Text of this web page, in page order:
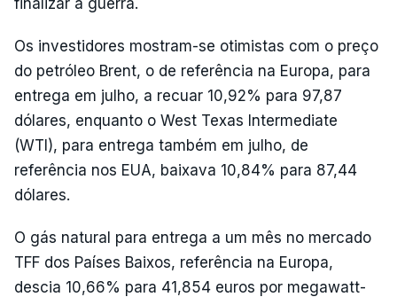
finalizar a guerra.
Os investidores mostram-se otimistas com o preço
do petróleo Brent, o de referência na Europa, para
entrega em julho, a recuar 10,92% para 97,87
dólares, enquanto o West Texas Intermediate
(WTI), para entrega também em julho, de
referência nos EUA, baixava 10,84% para 87,44
dólares.
O gás natural para entrega a um mês no mercado
TFF dos Países Baixos, referência na Europa,
descia 10,66% para 41,854 euros por megawatt-